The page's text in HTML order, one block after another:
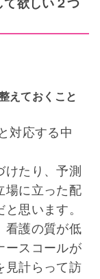
欲しい２つ
えておくこと
対応する中
けたり、予測
場に立った配
思います。
看護の質が低
ースコールが
見計らって訪